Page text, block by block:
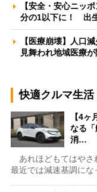
【安全・安心ニッ
分の1以下に！ 出
【医療崩壊】人口
見舞われ地域医療
快適クルマ生
【4
なる
消…
あれほどもてはやさ
最近では減速基調にな